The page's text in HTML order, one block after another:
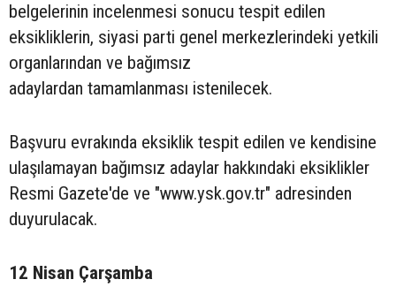
belgelerinin incelenmesi sonucu tespit edilen
eksikliklerin, siyasi parti genel merkezlerindeki yetkili
organlarından ve bağımsız
adaylardan tamamlanması istenilecek.
Başvuru evrakında eksiklik tespit edilen ve kendisine
ulaşılamayan bağımsız adaylar hakkındaki eksiklikler
Resmi Gazete'de ve "www.ysk.gov.tr" adresinden
duyurulacak.
12 Nisan Çarşamba